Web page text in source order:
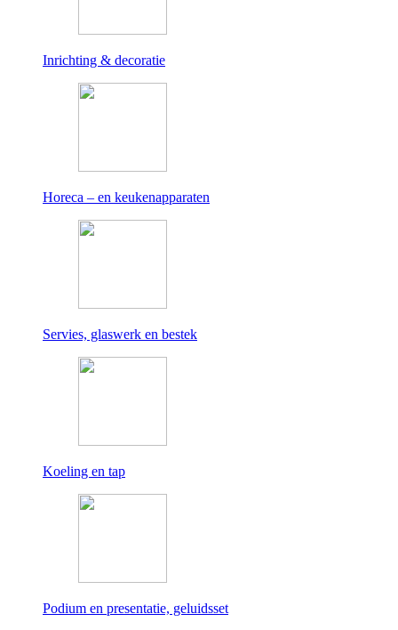
Inrichting & decoratie
Horeca – en keukenapparaten
Servies, glaswerk en bestek
Koeling en tap
Podium en presentatie, geluidsset